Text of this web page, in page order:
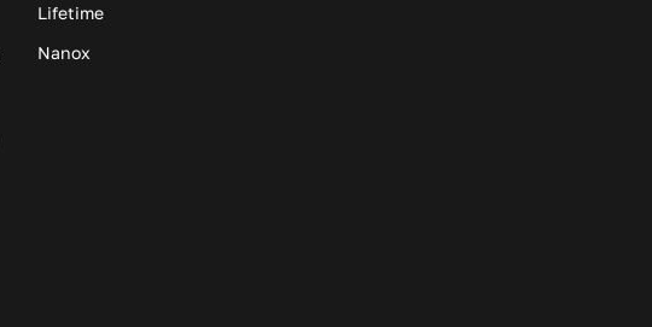
Lifetime
Nanox